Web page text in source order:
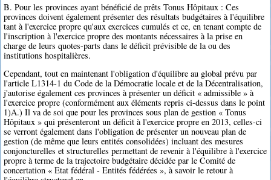
B. Pour les provinces ayant bénéficié de prêts Tonus Hôpitaux : Ces
provinces doivent également présenter des résultats budgétaires à l'équilibre
tant à l'exercice propre qu'aux exercices cumulés et ce, en tenant compte de
l'inscription à l'exercice propre des montants nécessaires à la prise en
charge de leurs quotes-parts dans le déficit prévisible de la ou des
institutions hospitalières.
Cependant, tout en maintenant l'obligation d'équilibre au global prévu par
l'article L1314-1 du Code de la Démocratie locale et de la Décentralisation,
j'autorise également ces provinces à présenter un déficit « admissible » à
l'exercice propre (conformément aux éléments repris ci-dessus dans le point
1)A.) Il va de soi que pour les provinces sous plan de gestion « Tonus
Hôpitaux » qui présenteront un déficit à l'exercice propre en 2013, celles-ci
se verront également dans l'obligation de présenter un nouveau plan de
gestion (de même que leurs entités consolidées) incluant des mesures
conjoncturelles et structurelles permettant de revenir à l'équilibre à l'exercice
propre à terme de la trajectoire budgétaire décidée par le Comité de
concertation « Etat fédéral - Entités fédérées », à savoir le retour à